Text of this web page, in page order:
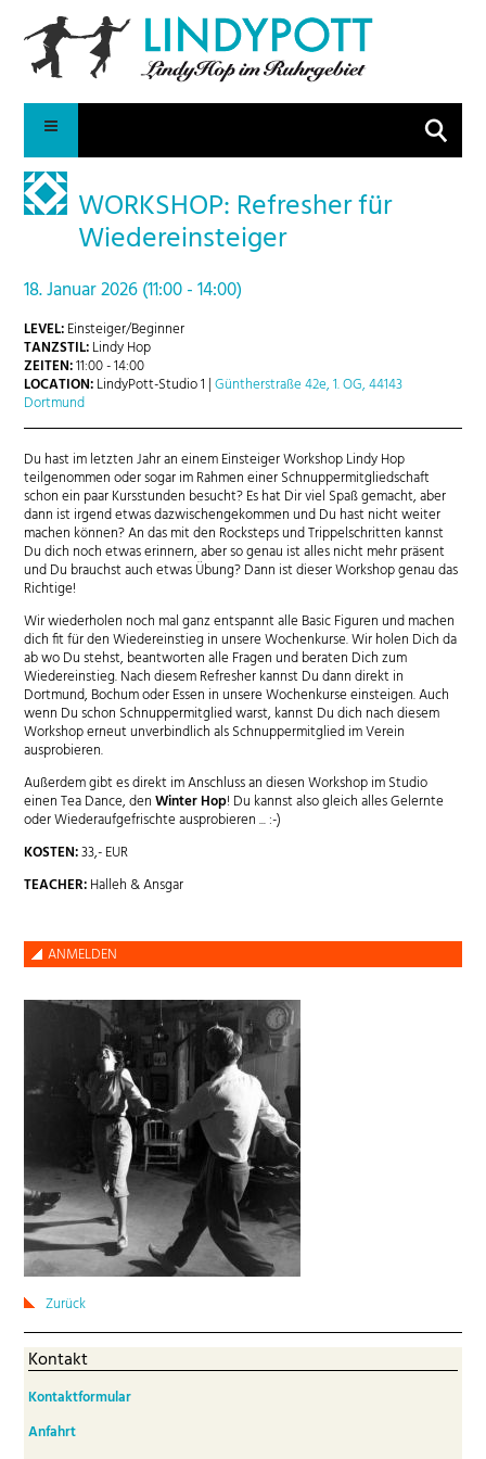
Suche
WORKSHOP: Refresher für
Wiedereinsteiger
18. Januar 2026 (11:00 - 14:00)
LEVEL:Einsteiger/Beginner
TANZSTIL:Lindy Hop
ZEITEN:11:00 - 14:00
LOCATION:LindyPott-Studio 1 |Güntherstraße 42e, 1. OG, 44143
Dortmund
Du hast im letzten Jahr an einem Einsteiger Workshop Lindy Hop
teilgenommen oder sogar im Rahmen einer Schnuppermitgliedschaft
schon ein paar Kursstunden besucht? Es hat Dir viel Spaß gemacht, aber
dann ist irgend etwas dazwischengekommen und Du hast nicht weiter
machen können? An das mit den Rocksteps und Trippelschritten kannst
Du dich noch etwas erinnern, aber so genau ist alles nicht mehr präsent
und Du brauchst auch etwas Übung? Dann ist dieser Workshop genau das
Richtige!
Wir wiederholen noch mal ganz entspannt alle Basic Figuren und machen
dich fit für den Wiedereinstieg in unsere Wochenkurse. Wir holen Dich da
ab wo Du stehst, beantworten alle Fragen und beraten Dich zum
Wiedereinstieg. Nach diesem Refresher kannst Du dann direkt in
Dortmund, Bochum oder Essen in unsere Wochenkurse einsteigen. Auch
wenn Du schon Schnuppermitglied warst, kannst Du dich nach diesem
Workshop erneut unverbindlich als Schnuppermitglied im Verein
ausprobieren.
Außerdem gibt es direkt im Anschluss an diesen Workshop im Studio
einen Tea Dance, denWinter Hop! Du kannst also gleich alles Gelernte
oder Wiederaufgefrischte ausprobieren ... :-)
KOSTEN:33,- EUR
TEACHER:Halleh & Ansgar
ANMELDEN
Zurück
Kontakt
Kontaktformular
Anfahrt